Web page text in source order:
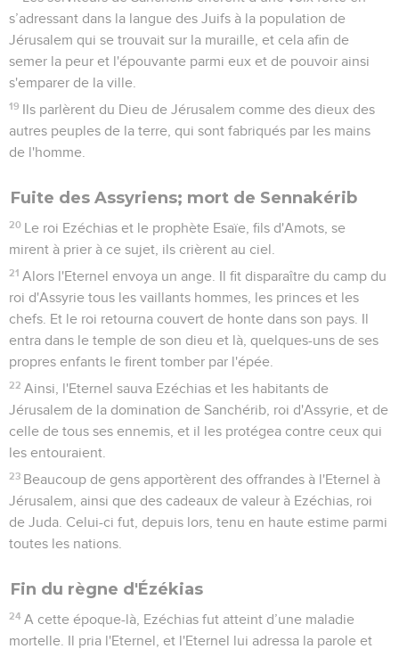
s’adressant dans la langue des Juifs à la population de
Jérusalem qui se trouvait sur la muraille, et cela afin de
semer la peur et l'épouvante parmi eux et de pouvoir ainsi
s'emparer de la ville.
19 Ils parlèrent du Dieu de Jérusalem comme des dieux des
autres peuples de la terre, qui sont fabriqués par les mains
de l'homme.
Fuite des Assyriens; mort de Sennakérib
20 Le roi Ezéchias et le prophète Esaïe, fils d'Amots, se
mirent à prier à ce sujet, ils crièrent au ciel.
21 Alors l'Eternel envoya un ange. Il fit disparaître du camp du
roi d'Assyrie tous les vaillants hommes, les princes et les
chefs. Et le roi retourna couvert de honte dans son pays. Il
entra dans le temple de son dieu et là, quelques-uns de ses
propres enfants le firent tomber par l'épée.
22 Ainsi, l'Eternel sauva Ezéchias et les habitants de
Jérusalem de la domination de Sanchérib, roi d'Assyrie, et de
celle de tous ses ennemis, et il les protégea contre ceux qui
les entouraient.
23 Beaucoup de gens apportèrent des offrandes à l'Eternel à
Jérusalem, ainsi que des cadeaux de valeur à Ezéchias, roi
de Juda. Celui-ci fut, depuis lors, tenu en haute estime parmi
toutes les nations.
Fin du règne d'Ézékias
24 A cette époque-là, Ezéchias fut atteint d’une maladie
mortelle. Il pria l'Eternel, et l'Eternel lui adressa la parole et